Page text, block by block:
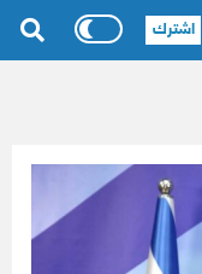
اشترك